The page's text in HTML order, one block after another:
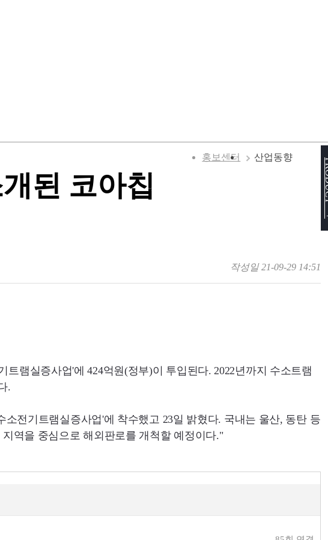
홍보센터 산업동향
된 코아칩
작성일21-09-29 14:51
트램실증사업'에424억원(정부)이 투입된다. 2022년까지 수소트램
.
소전기트램실증사업'에 착수했고 23일 밝혔다. 국내는 울산, 동탄 등
역을 중심으로 해외판로를 개척할 예정이다."